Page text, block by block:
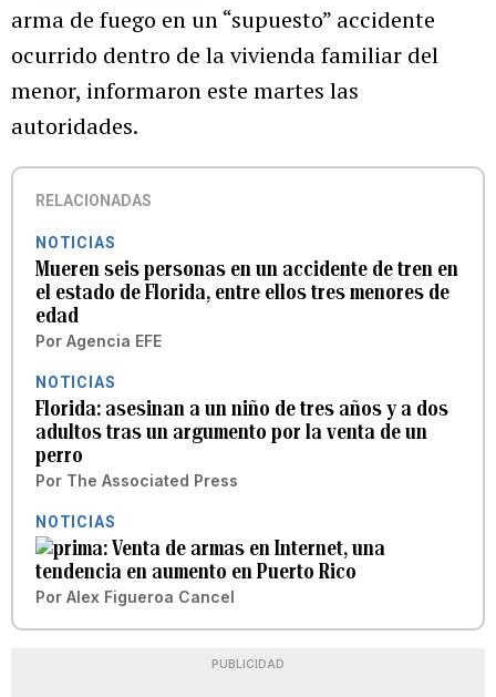
arma de fuego en un “supuesto” accidente
ocurrido dentro de la vivienda familiar del
menor, informaron este martes las
autoridades.
RELACIONADAS
NOTICIAS
Mueren seis personas en un accidente de tren en
el estado de Florida, entre ellos tres menores de
edad
Por Agencia EFE
NOTICIAS
Florida: asesinan a un niño de tres años y a dos
adultos tras un argumento por la venta de un
perro
Por The Associated Press
NOTICIAS
Venta de armas en Internet, una
tendencia en aumento en Puerto Rico
Por Alex Figueroa Cancel
PUBLICIDAD